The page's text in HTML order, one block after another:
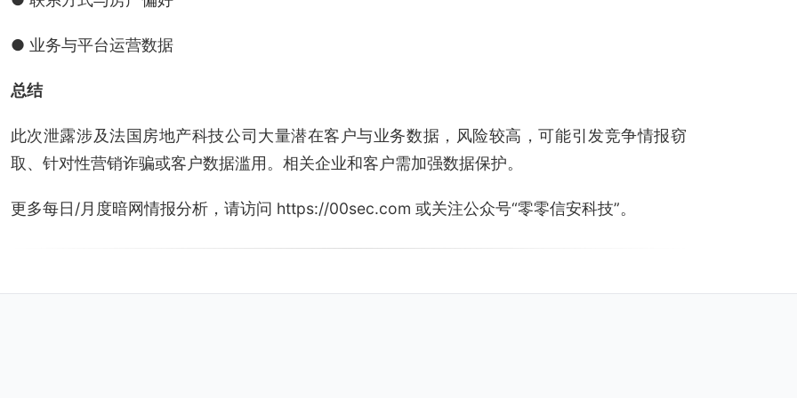
● 业务与平台运营数据
总结
此次泄露涉及法国房地产科技公司大量潜在客户与业务数据，风险较高，可能引发竞争情报窃
取、针对性营销诈骗或客户数据滥用。相关企业和客户需加强数据保护。
更多每日/月度暗网情报分析，请访问 https://00sec.com 或关注公众号“零零信安科技”。